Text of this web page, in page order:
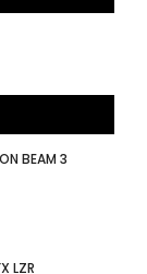
BEAM 3
LZR